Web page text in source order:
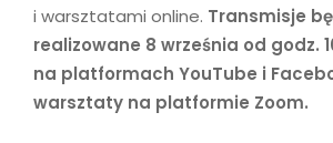
i warsztatami online. Transmisje
realizowane 8 września od godz.
na platformach YouTube i
warsztaty na platformie Zoom.